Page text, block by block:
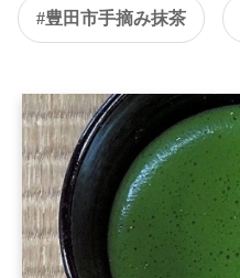
#豊田市手摘み抹茶